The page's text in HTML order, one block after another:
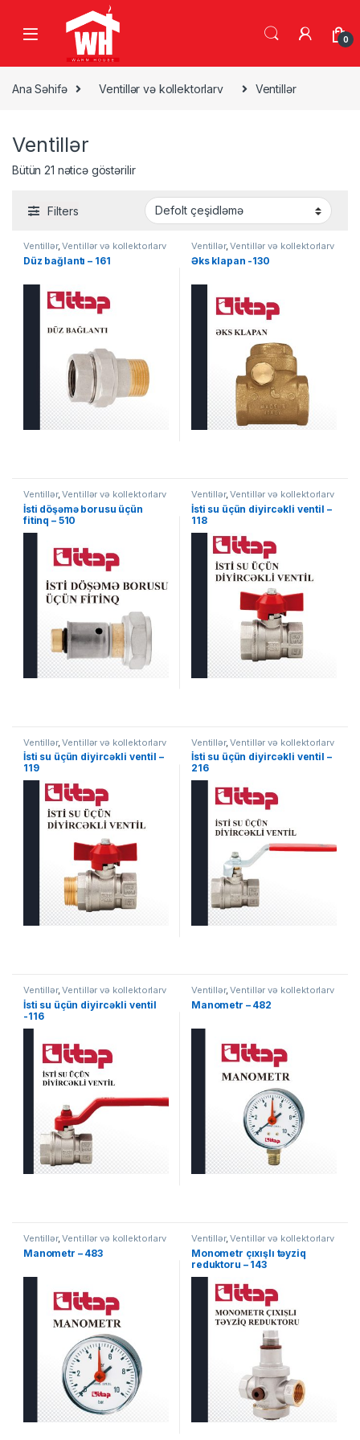
Skip to navigation
0
Ana Səhifə Ventillər və kollektorlarv Ventillər
Ventillər
Bütün 21 nəticə göstərilir
Filters
Ventillər,Ventillər və kollektorlarv
Düz bağlantı – 161
Ventillər,Ventillər və kollektorlarv
Əks klapan -130
Ventillər,Ventillər və kollektorlarv
İsti döşəmə borusu üçün
fitinq – 510
Ventillər,Ventillər və kollektorlarv
İsti su üçün diyircəkli ventil –
118
Ventillər,Ventillər və kollektorlarv
İsti su üçün diyircəkli ventil –
119
Ventillər,Ventillər və kollektorlarv
İsti su üçün diyircəkli ventil –
216
Ventillər,Ventillər və kollektorlarv
İsti su üçün diyircəkli ventil
-116
Ventillər,Ventillər və kollektorlarv
Manometr – 482
Ventillər,Ventillər və kollektorlarv
Manometr – 483
Ventillər,Ventillər və kollektorlarv
Monometr çıxışlı təyziq
reduktoru – 143